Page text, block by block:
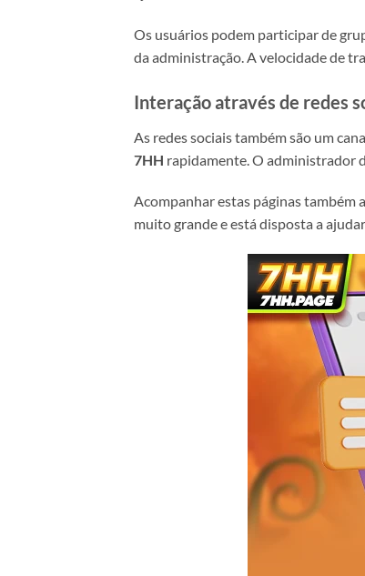
Os usuários podem participar de
da administração. A velocidade de
Interação através de redes
As redes sociais também são um
7HH rapidamente. O administrador
Acompanhar estas páginas também
muito grande e está disposta a